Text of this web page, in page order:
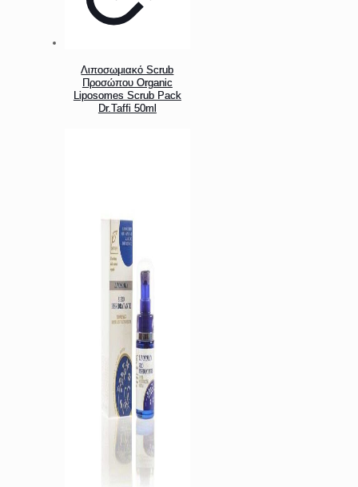
Λιποσωμιακό Scrub
Προσώπου Organic
Liposomes Scrub Pack
Dr.Taffi 50ml